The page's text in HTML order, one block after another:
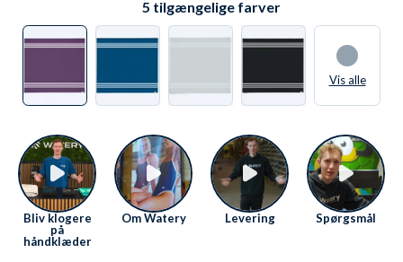
5 tilgængelige farver
Vis alle
Bliv klogere
på
håndklæder
Om Watery Levering Spørgsmål